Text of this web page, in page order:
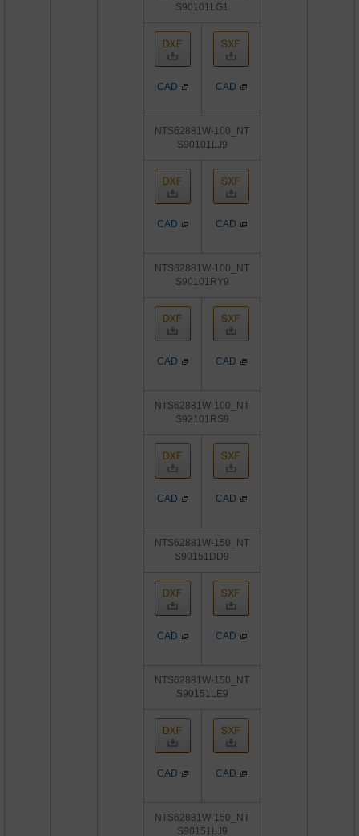
S90101LG1
CAD CAD
NTS62881W-100_NT
S90101LJ9
CAD CAD
NTS62881W-100_NT
S90101RY9
CAD CAD
NTS62881W-100_NT
S92101RS9
CAD CAD
NTS62881W-150_NT
S90151DD9
CAD CAD
NTS62881W-150_NT
S90151LE9
CAD CAD
NTS62881W-150_NT
S90151LJ9